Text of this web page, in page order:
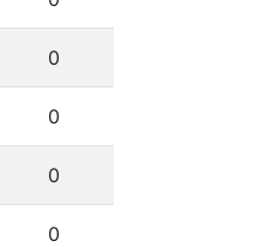
0
0
0
0